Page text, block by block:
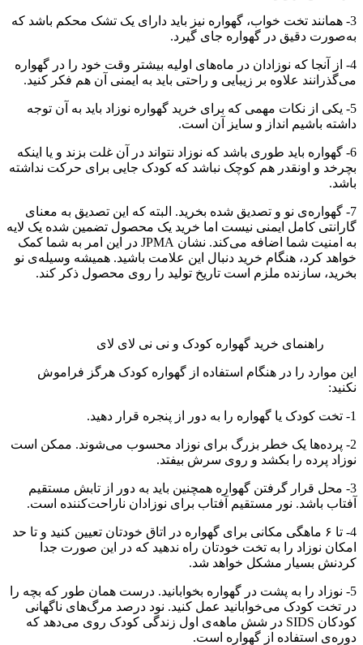
3- همانند تخت خواب، گهواره نیز باید دارای یک تشک محکم باشد که
به‌صورت دقیق در گهواره جای گیرد.
4- از آنجا که نوزادان در ماه‌های اولیه بیشتر وقت خود را در گهواره
می‌گذرانند علاوه بر زیبایی و راحتی باید به ایمنی آن هم فکر کنید.
5- یکی از نکات مهمی که برای خرید گهواره نوزاد باید به آن توجه
داشته باشیم انداز و سایز آن است.
6- گهواره باید طوری باشد که نوزاد نتواند در آن غلت بزند و یا اینکه
بچرخد و اونقدر هم کوچک نباشد که کودک جایی برای حرکت نداشته
باشد.
7- گهواره‌ی نو و تصدیق شده بخرید. البته که این تصدیق به معنای
گارانتی کامل ایمنی نیست اما خرید یک محصول تضمین شده یک لایه
به امنیت شما اضافه می‌کند. نشان JPMA در این امر به شما کمک
خواهد کرد، هنگام خرید دنبال این علامت باشید. همیشه وسیله‌ی نو
بخرید، سازنده ملزم است تاریخ تولید را روی محصول ذکر کند.
راهنمای خرید گهواره کودک و نی نی لای لای
این موارد را در هنگام استفاده از گهواره کودک هرگز فراموش
نکنید:
1- تخت کودک یا گهواره را به دور از پنجره قرار دهید.
2- پرده‌ها یک خطر بزرگ برای نوزاد محسوب می‌شوند. ممکن است
نوزاد پرده را بکشد و روی سرش بیفتد.
3- محل قرار گرفتن گهواره همچنین باید به دور از تابش مستقیم
آفتاب باشد. نور مستقیم آفتاب برای نوزادان ناراحت‌کننده است.
4- تا ۶ ماهگی مکانی برای گهواره در اتاق خودتان تعیین کنید و تا حد
امکان نوزاد را به تخت خودتان راه ندهید که در این صورت جدا
کردنش بسیار مشکل خواهد شد.
5- نوزاد را به پشت در گهواره بخوابانید. درست همان طور که بچه را
در تخت کودک می‌خوابانید عمل کنید. نود درصد مرگ‌های ناگهانی
کودکان SIDS در شش ماهه‌ی اول زندگی کودک روی می‌دهد که
دوره‌ی استفاده از گهواره است.